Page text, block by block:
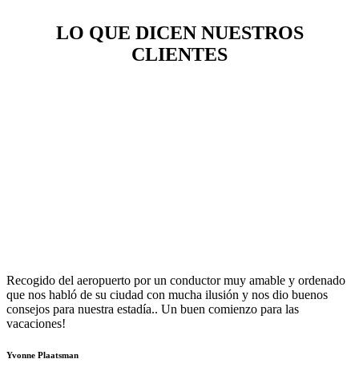
LO QUE DICEN NUESTROS
CLIENTES
Recogido del aeropuerto por un conductor muy amable y ordenado
que nos habló de su ciudad con mucha ilusión y nos dio buenos
consejos para nuestra estadía.. Un buen comienzo para las
vacaciones!
Yvonne Plaatsman